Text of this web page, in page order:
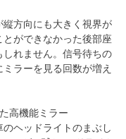
方向にも大きく視界が
ができなかった後部座
れません。信号待ちの
ラーを見る回数が増え
高機能ミラー
ヘッドライトのまぶし